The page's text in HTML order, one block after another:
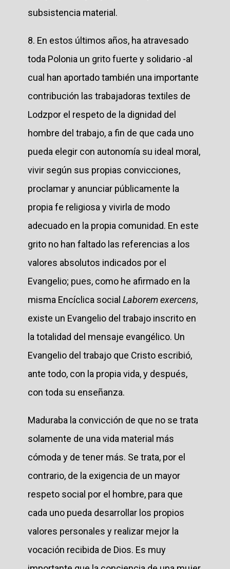
subsistencia material.
8. En estos últimos años, ha atravesado
toda Polonia un grito fuerte y solidario -al
cual han aportado también una importante
contribución las trabajadoras textiles de
Lodzpor el respeto de la dignidad del
hombre del trabajo, a fin de que cada uno
pueda elegir con autonomía su ideal moral,
vivir según sus propias convicciones,
proclamar y anunciar públicamente la
propia fe religiosa y vivirla de modo
adecuado en la propia comunidad. En este
grito no han faltado las referencias a los
valores absolutos indicados por el
Evangelio; pues, como he afirmado en la
misma Encíclica social Laborem exercens,
existe un Evangelio del trabajo inscrito en
la totalidad del mensaje evangélico. Un
Evangelio del trabajo que Cristo escribió,
ante todo, con la propia vida, y después,
con toda su enseñanza.
Maduraba la convicción de que no se trata
solamente de una vida material más
cómoda y de tener más. Se trata, por el
contrario, de la exigencia de un mayor
respeto social por el hombre, para que
cada uno pueda desarrollar los propios
valores personales y realizar mejor la
vocación recibida de Dios. Es muy